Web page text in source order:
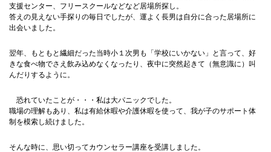
支援センター、フリースクールなどなど居場所探し。
答えの見えない手探りの毎日でしたが、運よく長男は自分に合った居場所に
出会いました。
翌年、もともと繊細だった当時小１次男も「学校にいかない」と言って、好
きな食べ物でさえ飲み込めなくなったり、夜中に突然起きて（無意識に）叫
んだりするように。
恐れていたことが・・・私は大パニックでした。
職場の理解もあり、私は有給休暇や介護休暇を使って、我が子のサポート体
制を模索し続けました。
そんな時に、思い切ってカウンセラー講座を受講しました。